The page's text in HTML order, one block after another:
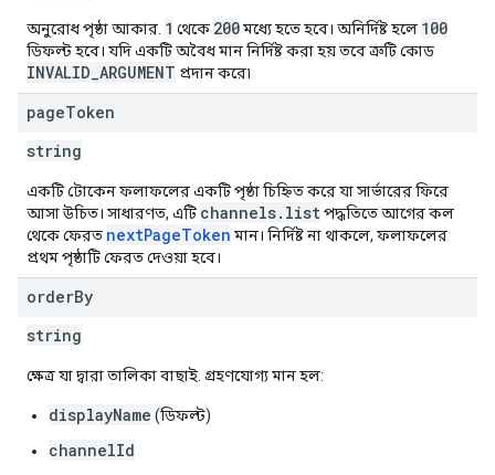
অনুরোধ পৃষ্ঠা আকার. 1 থেকে 200মধ্যে হতে হবে। অনির্দিষ্ট হলে 100
ডিফল্ট হবে। যদি একটি অবৈধ মান নির্দিষ্ট করা হয় তবে ত্রুটি কোড
INVALID_ARGUMENT প্রদান করে৷
pageToken
string
একটি টোকেন ফলাফলের একটি পৃষ্ঠা চিহ্নিত করে যা সার্ভারের ফিরে
আসা উচিত। সাধারণত, এটি channels.listপদ্ধতিতে আগের কল
থেকে ফেরত nextPageToken মান। নির্দিষ্ট না থাকলে, ফলাফলের
প্রথম পৃষ্ঠাটি ফেরত দেওয়া হবে।
orderBy
string
ক্ষেত্র যা দ্বারা তালিকা বাছাই. গ্রহণযোগ্য মান হল:
displayName (ডিফল্ট)
channelId